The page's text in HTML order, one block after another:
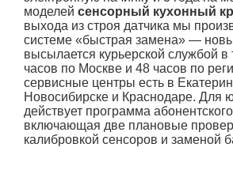
моделейсенсорный кухонный
выхода из строя датчика мы
системе «быстрая замена» —
высылается курьерской службой в
часов по Москве и 48 часов по
сервисные центры есть в
Новосибирске и Краснодаре. Для
действует программа
включающая две плановые
калибровкой сенсоров и заменой